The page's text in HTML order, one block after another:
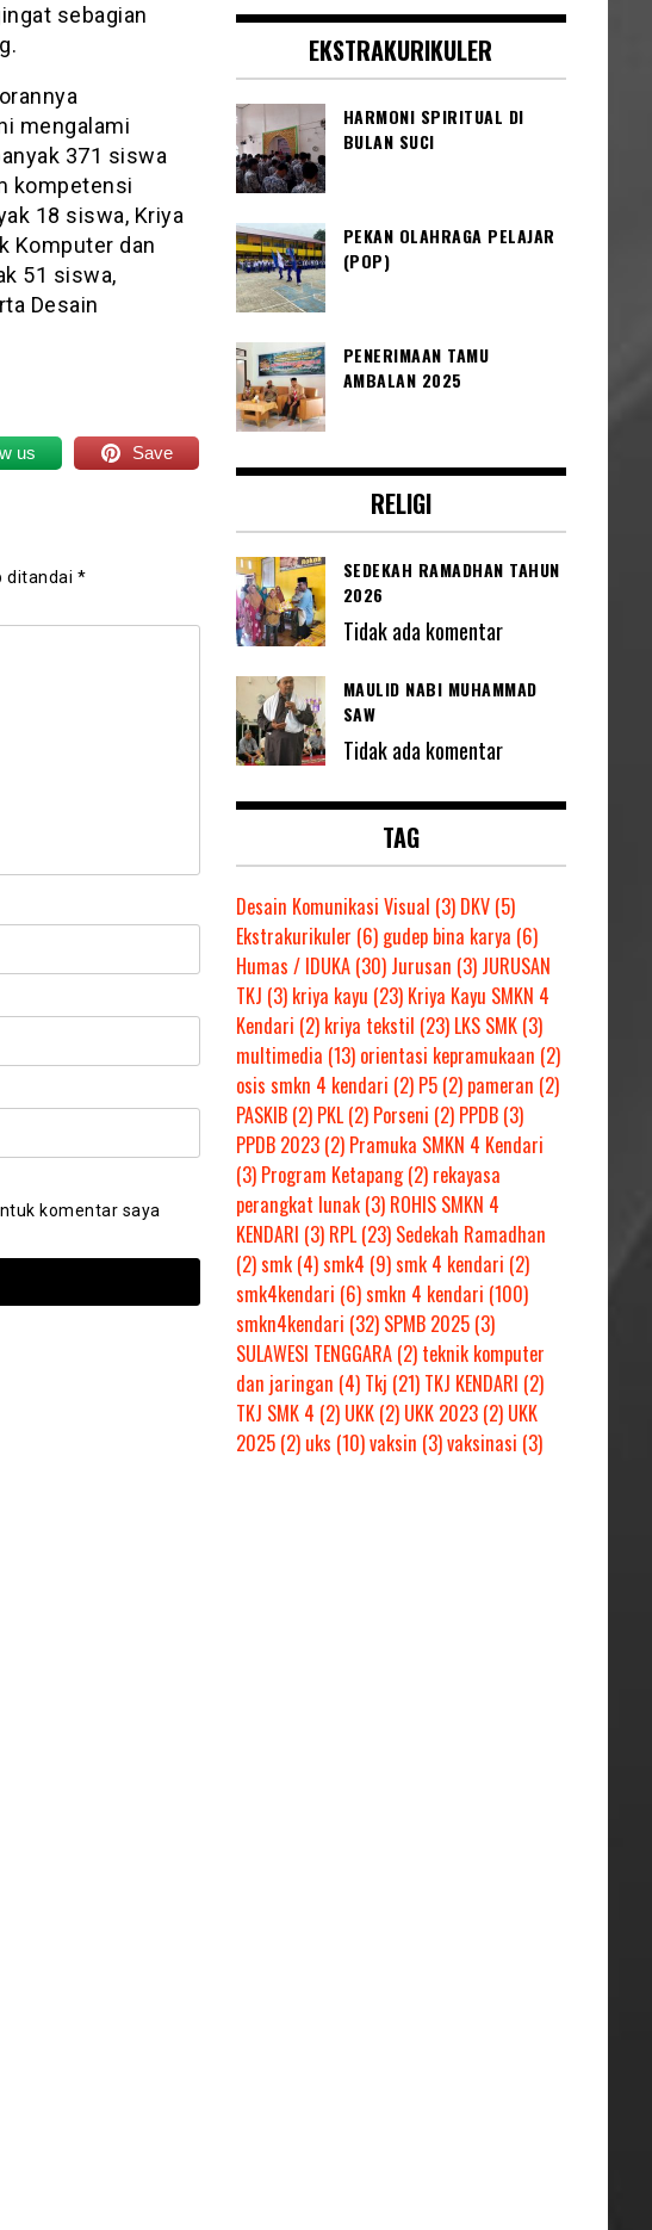
sebagian
mengalami
371 siswa
kompetensi
18 siswa, Kriya
Komputer dan
51 siswa,
Desain
us Save
ditandai *
komentar saya
EKSTRAKURIKULER
HARMONI SPIRITUAL DI
BULAN SUCI
PEKAN OLAHRAGA PELAJAR
(POP)
PENERIMAAN TAMU
AMBALAN 2025
RELIGI
SEDEKAH RAMADHAN TAHUN
2026
Tidak ada komentar
MAULID NABI MUHAMMAD
SAW
Tidak ada komentar
TAG
Desain Komunikasi Visual (3) DKV(5)
Ekstrakurikuler (6) gudep bina karya (6)
Humas / IDUKA(30) Jurusan (3) JURUSAN
TKJ (3) kriya kayu (23) Kriya Kayu SMKN 4
Kendari (2) kriya tekstil (23) LKS SMK(3)
multimedia (13) orientasi kepramukaan (2)
osis smkn 4 kendari (2) P5(2) pameran (2)
PASKIB(2) PKL(2) Porseni (2) PPDB(3)
PPDB 2023(2) Pramuka SMKN 4 Kendari
(3) Program Ketapang(2) rekayasa
perangkat lunak(3) ROHIS SMKN 4
KENDARI (3) RPL(23) Sedekah Ramadhan
(2)smk(4)smk4 (9)smk 4 kendari (2)
smk4kendari (6)smkn 4 kendari (100)
smkn4kendari (32) SPMB 2025(3)
SULAWESI TENGGARA(2) teknik komputer
dan jaringan (4) Tkj (21) TKJ KENDARI (2)
TKJ SMK 4 (2) UKK(2) UKK 2023(2) UKK
2025(2) uks (10)vaksin (3)vaksinasi (3)